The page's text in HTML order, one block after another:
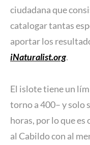
ciudadana que
catalogar tantas
aportar los
iNaturalist.org.
El islote tiene un
torno a 400– y solo
horas, por lo que
al Cabildo con al